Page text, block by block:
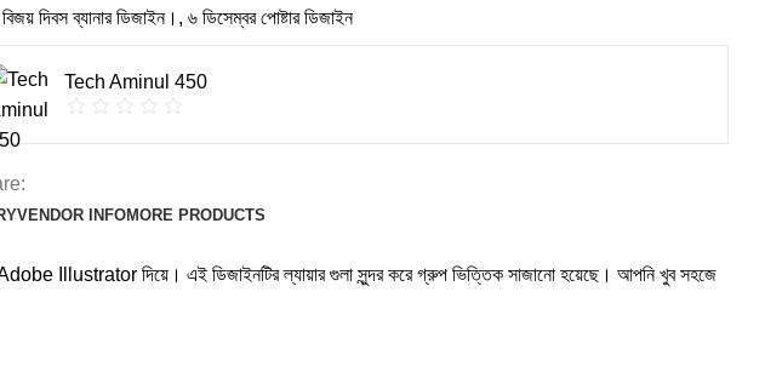
দিবস ব্যানার ডিজাইন। , ৬ ডিসেম্বর পোষ্টার ডিজাইন
Tech Aminul 450
VENDOR INFOMORE PRODUCTS
Adobe Illustrator দিয়ে। এই ডিজাইনটির ল্যায়ার গুলা সুন্দর করে গ্রুপ ভিত্তিক সাজানো হয়েছে। আপনি খুব সহজে